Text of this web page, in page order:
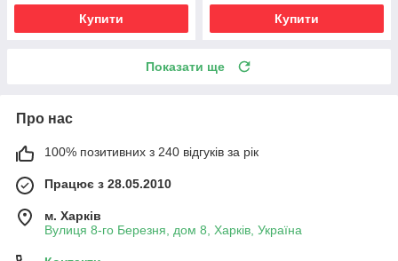
Купити Купити
Показати ще
Про нас
100% позитивних з 240 відгуків за рік
Працює з 28.05.2010
м. Харків
Вулиця 8-го Березня, дом 8, Харків, Україна